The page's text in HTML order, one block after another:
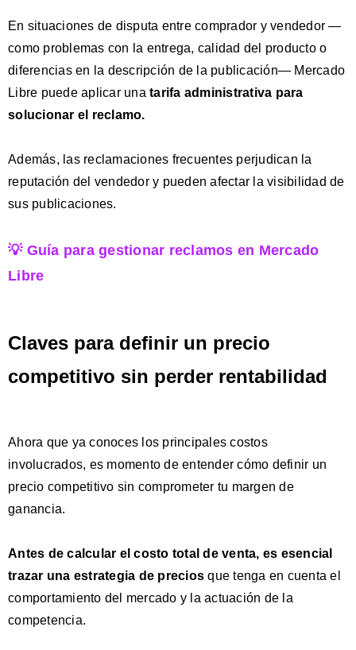
En situaciones de disputa entre comprador y vendedor —
como problemas con la entrega, calidad del producto o
diferencias en la descripción de la publicación— Mercado
Libre puede aplicar una tarifa administrativa para
solucionar el reclamo.
Además, las reclamaciones frecuentes perjudican la
reputación del vendedor y pueden afectar la visibilidad de
sus publicaciones.
💡 Guía para gestionar reclamos en Mercado
Libre
Claves para definir un precio
competitivo sin perder rentabilidad
Ahora que ya conoces los principales costos
involucrados, es momento de entender cómo definir un
precio competitivo sin comprometer tu margen de
ganancia.
Antes de calcular el costo total de venta, es esencial
trazar una estrategia de precios que tenga en cuenta el
comportamiento del mercado y la actuación de la
competencia.